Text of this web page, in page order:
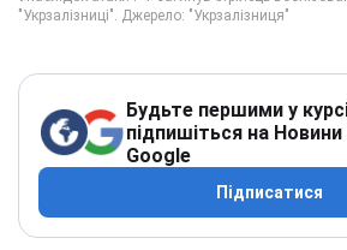
Будьте першими у
підпишіться на Новини
Google
Підписатися